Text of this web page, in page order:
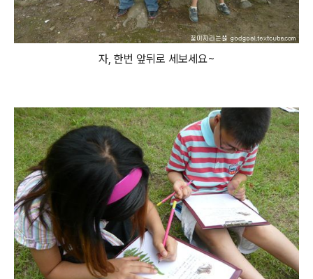
자, 한번 앞뒤로 세보세요~